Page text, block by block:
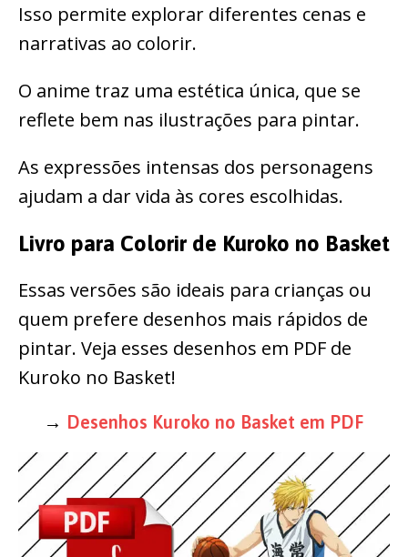
Isso permite explorar diferentes cenas e
narrativas ao colorir.
O anime traz uma estética única, que se
reflete bem nas ilustrações para pintar.
As expressões intensas dos personagens
ajudam a dar vida às cores escolhidas.
Livro para Colorir de Kuroko no Basket
Essas versões são ideais para crianças ou
quem prefere desenhos mais rápidos de
pintar. Veja esses desenhos em PDF de
Kuroko no Basket!
→ Desenhos Kuroko no Basket em PDF